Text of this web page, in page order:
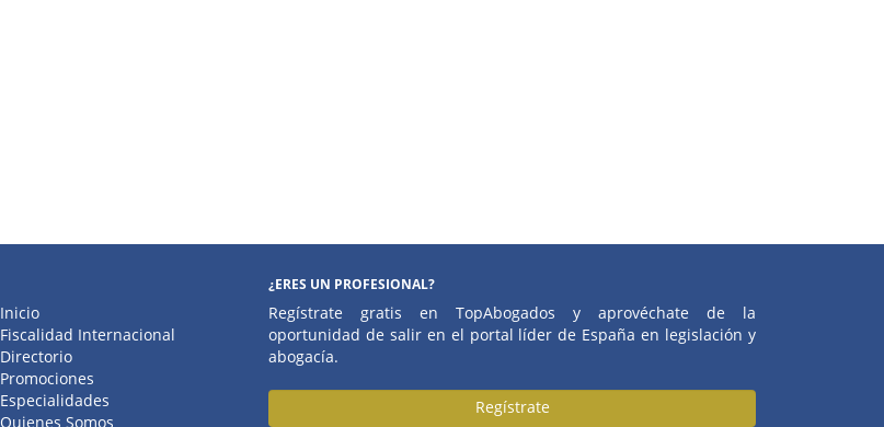
Inicio
Fiscalidad Internacional
Directorio
Promociones
Especialidades
Quienes Somos
¿ERES UN PROFESIONAL?
Regístrate gratis en TopAbogados y aprovéchate de la
oportunidad de salir en el portal líder de España en legislación y
abogacía.
Regístrate